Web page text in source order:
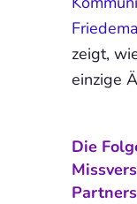
zeigt,
einzige
Die